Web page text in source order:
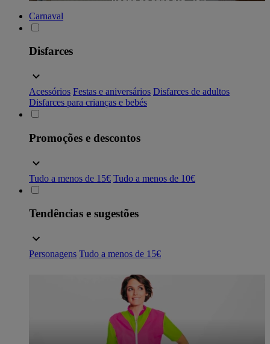
Carnaval
Disfarces
Acessórios Festas e aniversários Disfarces de adultos
Disfarces para crianças e bebés
Promoções e descontos
Tudo a menos de 15€ Tudo a menos de 10€
Tendências e sugestões
Personagens Tudo a menos de 15€